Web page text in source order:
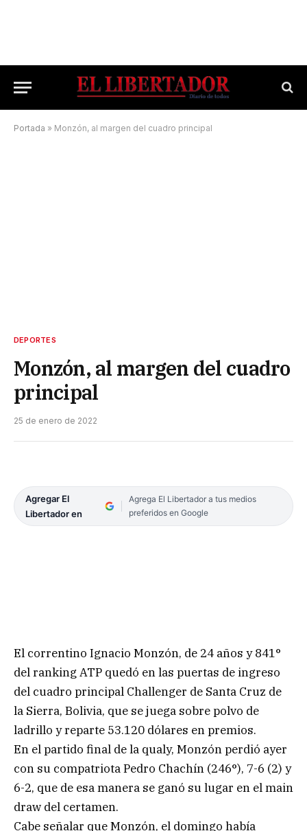
Portada » Monzón, al margen del cuadro principal
DEPORTES
Monzón, al margen del cuadro
principal
25 de enero de 2022
Agregar El
Libertador en
Agrega El Libertador a tus medios
preferidos en Google
El correntino Ignacio Monzón, de 24 años y 841°
del ranking ATP quedó en las puertas de ingreso
del cuadro principal Challenger de Santa Cruz de
la Sierra, Bolivia, que se juega sobre polvo de
ladrillo y reparte 53.120 dólares en premios.
En el partido final de la qualy, Monzón perdió ayer
con su compatriota Pedro Chachín (246°), 7-6 (2) y
6-2, que de esa manera se ganó su lugar en el main
draw del certamen.
Cabe señalar que Monzón, el domingo había